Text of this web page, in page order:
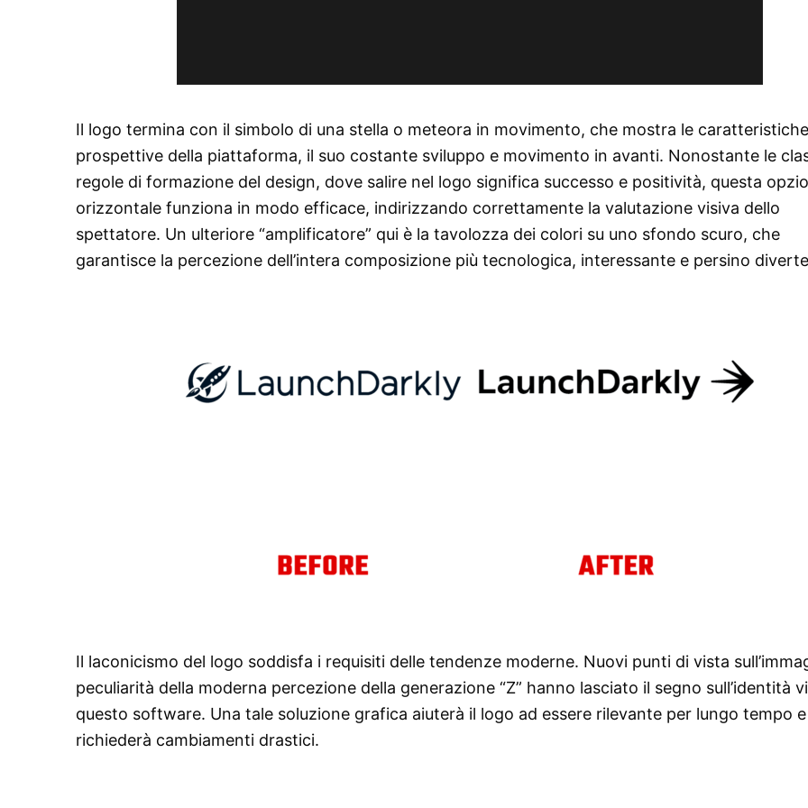
Il logo termina con il simbolo di una stella o meteora in movimento, che mostra le
prospettive della piattaforma, il suo costante sviluppo e movimento in avanti. Nonostante le
regole di formazione del design, dove salire nel logo significa successo e positività, questa
orizzontale funziona in modo efficace, indirizzando correttamente la valutazione visiva dello
spettatore. Un ulteriore “amplificatore” qui è la tavolozza dei colori su uno sfondo scuro, che
garantisce la percezione dell’intera composizione più tecnologica, interessante e persino
Il laconicismo del logo soddisfa i requisiti delle tendenze moderne. Nuovi punti di vista
peculiarità della moderna percezione della generazione “Z” hanno lasciato il segno sull’identità
questo software. Una tale soluzione grafica aiuterà il logo ad essere rilevante per lungo tempo
richiederà cambiamenti drastici.